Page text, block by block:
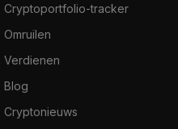
Cryptoportfolio-tracker
Omruilen
Verdienen
Blog
Cryptonieuws